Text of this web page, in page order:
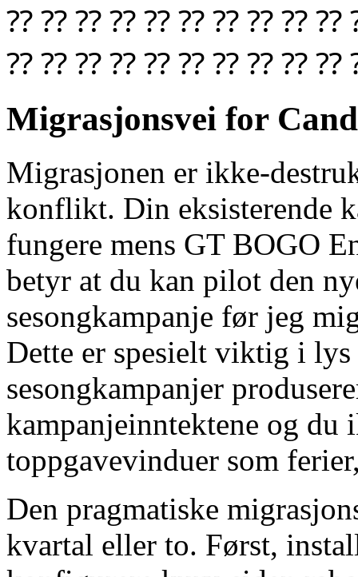
⁇ ⁇ ⁇ ⁇ ⁇ ⁇ ⁇ ⁇ ⁇ ⁇
⁇ ⁇ ⁇ ⁇ ⁇ ⁇ ⁇ ⁇ ⁇ ⁇
Migrasjonsvei for
Migrasjonen er ikke-
konflikt. Din eksisterende
fungere mens GT BOGO
betyr at du kan pilot den
sesongkampanje før jeg
Dette er spesielt viktig i
sesongkampanjer
kampanjeinntektene og
toppgavevinduer som
Den pragmatiske
kvartal eller to. Først,